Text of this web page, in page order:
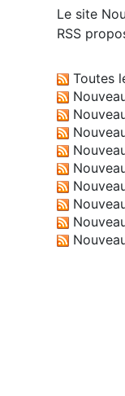
Le site
RSS
Toutes